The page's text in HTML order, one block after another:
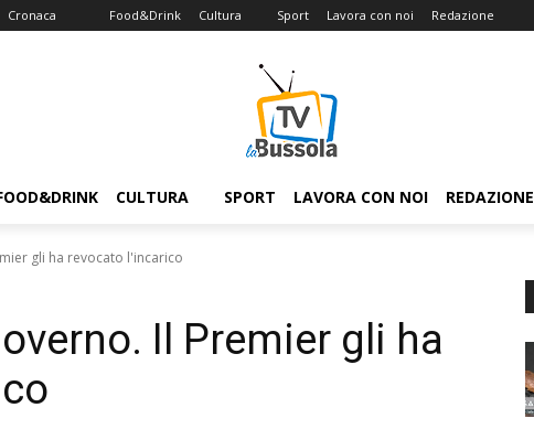
Cronaca Food&Drink Cultura Sport Lavora con noi Redazione
CULTURA SPORT LAVORA CON NOI REDAZIONE
gli ha revocato l'incarico
Il Premier gli ha